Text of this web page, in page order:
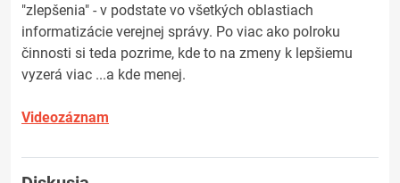
"zlepšenia" - v podstate vo všetkých oblastiach
informatizácie verejnej správy. Po viac ako polroku
činnosti si teda pozrime, kde to na zmeny k lepšiemu
vyzerá viac ...a kde menej.
Videozáznam